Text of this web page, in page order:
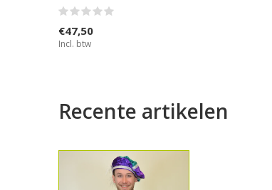
€47,50
Incl. btw
Recente artikelen